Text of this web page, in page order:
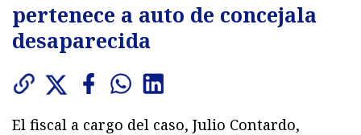
pertenece a auto de concejala
desaparecida
El fiscal a cargo del caso, Julio Contardo,